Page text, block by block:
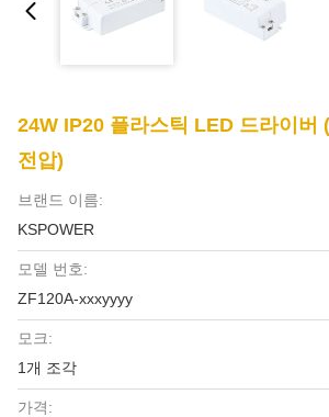
24W IP20 플라스틱 LED 드라이버
전압)
브랜드 이름:
KSPOWER
모델 번호:
ZF120A-xxxyyyy
모크:
1개 조각
가격: